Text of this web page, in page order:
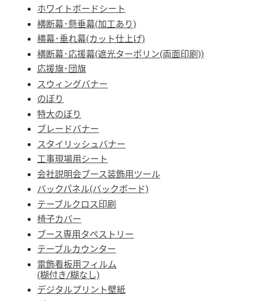
ホワイトボードシート
横断幕･懸垂幕(加工あり)
横幕･垂れ幕(カット仕上げ)
横断幕･応援幕(遮光ターポリン(両面印刷))
応援旗･団旗
スウィングバナー
のぼり
特大のぼり
ブレードバナー
スタイリッシュバナー
工事現場用シート
会社説明会ブース装飾用ツール
バックパネル(バックボード)
テーブルクロス印刷
椅子カバー
ブース専用タペストリー
テーブルカウンター
電飾看板用フィルム
(糊付き/糊なし)
デジタルプリント壁紙